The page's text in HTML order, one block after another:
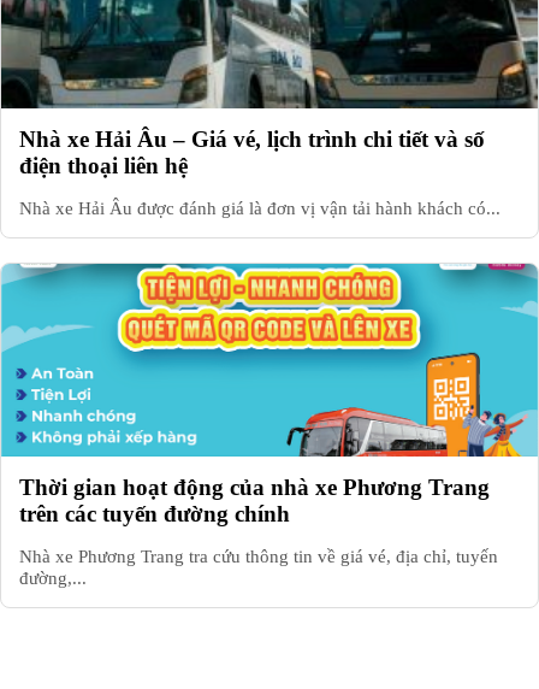
Nhà xe Hải Âu – Giá vé, lịch trình chi tiết và số
điện thoại liên hệ
Nhà xe Hải Âu được đánh giá là đơn vị vận tải hành khách có...
Thời gian hoạt động của nhà xe Phương Trang
trên các tuyến đường chính
Nhà xe Phương Trang tra cứu thông tin về giá vé, địa chỉ, tuyến
đường,...